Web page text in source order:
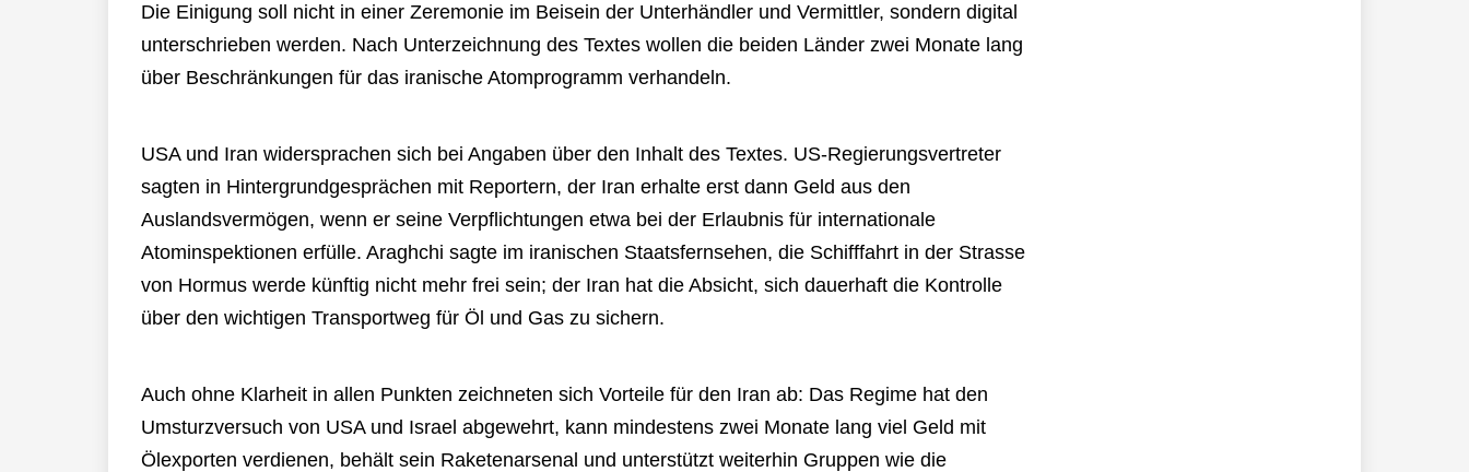
Die Einigung soll nicht in einer Zeremonie im Beisein der Unterhändler und Vermittler, sondern digital
unterschrieben werden. Nach Unterzeichnung des Textes wollen die beiden Länder zwei Monate lang
über Beschränkungen für das iranische Atomprogramm verhandeln.
USA und Iran widersprachen sich bei Angaben über den Inhalt des Textes. US-Regierungsvertreter
sagten in Hintergrundgesprächen mit Reportern, der Iran erhalte erst dann Geld aus den
Auslandsvermögen, wenn er seine Verpflichtungen etwa bei der Erlaubnis für internationale
Atominspektionen erfülle. Araghchi sagte im iranischen Staatsfernsehen, die Schifffahrt in der Strasse
von Hormus werde künftig nicht mehr frei sein; der Iran hat die Absicht, sich dauerhaft die Kontrolle
über den wichtigen Transportweg für Öl und Gas zu sichern.
Auch ohne Klarheit in allen Punkten zeichneten sich Vorteile für den Iran ab: Das Regime hat den
Umsturzversuch von USA und Israel abgewehrt, kann mindestens zwei Monate lang viel Geld mit
Ölexporten verdienen, behält sein Raketenarsenal und unterstützt weiterhin Gruppen wie die